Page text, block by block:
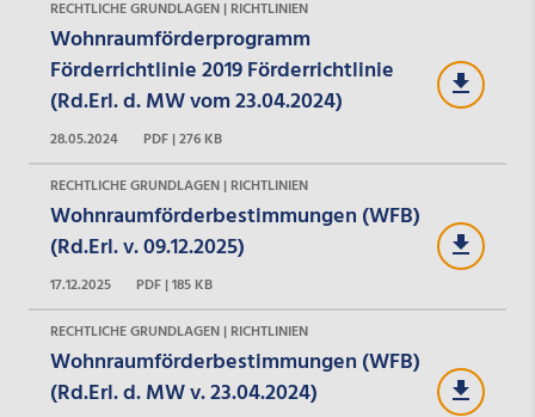
RECHTLICHE GRUNDLAGEN | RICHTLINIEN
Wohnraumförderprogramm
Förderrichtlinie 2019 Förderrichtlinie
(Rd.Erl. d. MW vom 23.04.2024)
28.05.2024
PDF | 276 KB
RECHTLICHE GRUNDLAGEN | RICHTLINIEN
Wohnraumförderbestimmungen (WFB)
(Rd.Erl. v. 09.12.2025)
17.12.2025
PDF | 185 KB
RECHTLICHE GRUNDLAGEN | RICHTLINIEN
Wohnraumförderbestimmungen (WFB)
(Rd.Erl. d. MW v. 23.04.2024)